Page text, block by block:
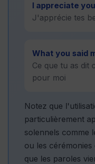
I appreciate
J'apprécie tes
What you said
Ce que tu as dit
pour moi
Notez que
particulièrement
solennels comme
ou les cérémonies
que les paroles